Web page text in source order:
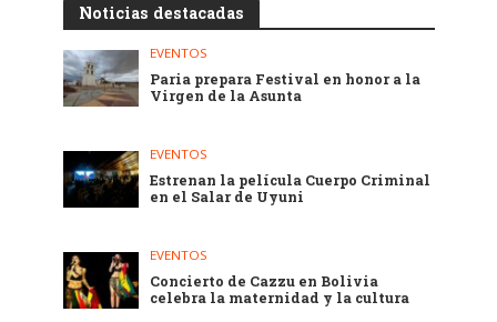
Noticias destacadas
EVENTOS
Paria prepara Festival en honor a la
Virgen de la Asunta
EVENTOS
Estrenan la película Cuerpo Criminal
en el Salar de Uyuni
EVENTOS
Concierto de Cazzu en Bolivia
celebra la maternidad y la cultura